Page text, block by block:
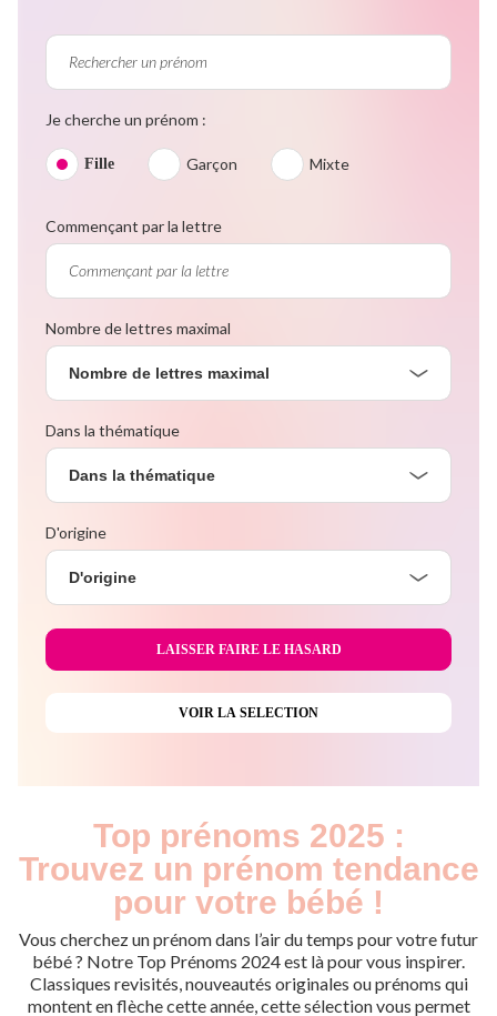
Je cherche un prénom :
Fille Garçon Mixte
Commençant par la lettre
Nombre de lettres maximal
Nombre de lettres maximal
Dans la thématique
Dans la thématique
D'origine
D'origine
Top prénoms 2025 :
Trouvez un prénom tendance
pour votre bébé !
Vous cherchez un prénom dans l’air du temps pour votre futur
bébé ? Notre Top Prénoms 2024 est là pour vous inspirer.
Classiques revisités, nouveautés originales ou prénoms qui
montent en flèche cette année, cette sélection vous permet